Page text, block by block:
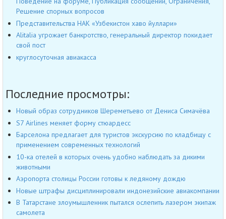
Решение спорных вопросов
Представительства НАК «Узбекистон хаво йуллари»
Alitalia угрожает банкротство, генеральный директор покидает
свой пост
круглосуточная авиакасса
Последние просмотры:
Новый образ сотрудников Шереметьево от Дениса Симачёва
S7 Airlines меняет форму стюардесс
Барселона предлагает для туристов экскурсию по кладбищу с
применением современных технологий
10-ка отелей в которых очень удобно наблюдать за дикими
животными
Аэропорта столицы России готовы к ледяному дождю
Новые штрафы дисциплинировали индонезийские авиакомпании
В Татарстане злоумышленник пытался ослепить лазером экипаж
самолета